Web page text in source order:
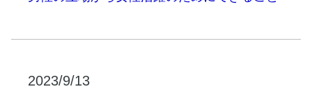
2023/9/13